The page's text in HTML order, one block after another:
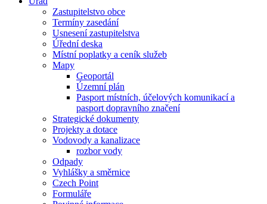
Zastupitelstvo obce
Termíny zasedání
Usnesení zastupitelstva
Úřední deska
Místní poplatky a ceník služeb
Mapy
Geoportál
Územní plán
Pasport místních, účelových komunikací a
pasport dopravního značení
Strategické dokumenty
Projekty a dotace
Vodovody a kanalizace
rozbor vody
Odpady
Vyhlášky a směrnice
Czech Point
Formuláře